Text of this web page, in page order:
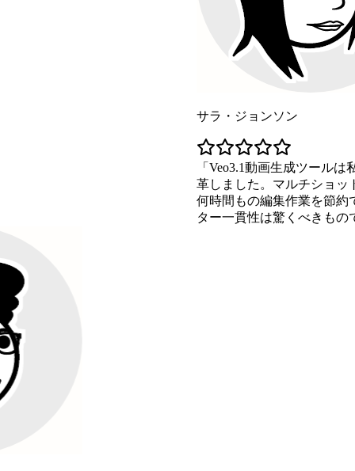
サラ・ジョンソン
Veo3.1動画生成ツールは私たち
革しました。マルチショットシー
何時間もの編集作業を節約できま
ター一貫性は驚くべきものです。